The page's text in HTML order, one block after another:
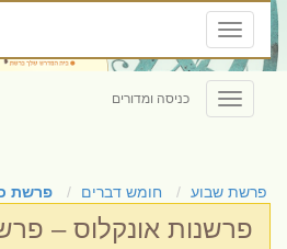
Toggle
navigation
Toggle
navigation
כניסה ומדורים
פרשת שבוע חומש דברים פרשת כי
פרשנות אונקלוס –